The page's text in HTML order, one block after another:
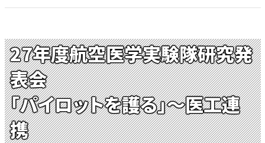
27年度航空医学実験隊研究発
表会
「パイロットを護る」～医工連
携